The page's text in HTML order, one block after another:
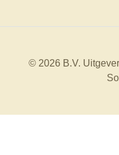
© 2026 B.V.